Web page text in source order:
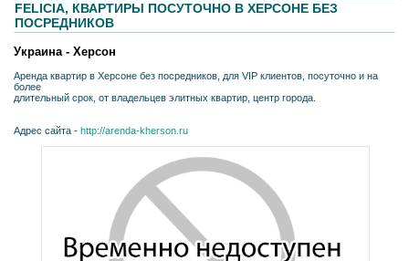
FELICIA, КВАРТИРЫ ПОСУТОЧНО В ХЕРСОНЕ БЕЗ
ПОСРЕДНИКОВ
Украина - Херсон
Аренда квартир в Херсоне без посредников, для VIP клиентов, посуточно и на
более
длительный срок, от владельцев элитных квартир, центр города.
Адрес сайта - http://arenda-kherson.ru